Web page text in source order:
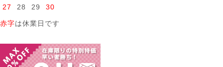
27
28 29 30
赤字は休業日です